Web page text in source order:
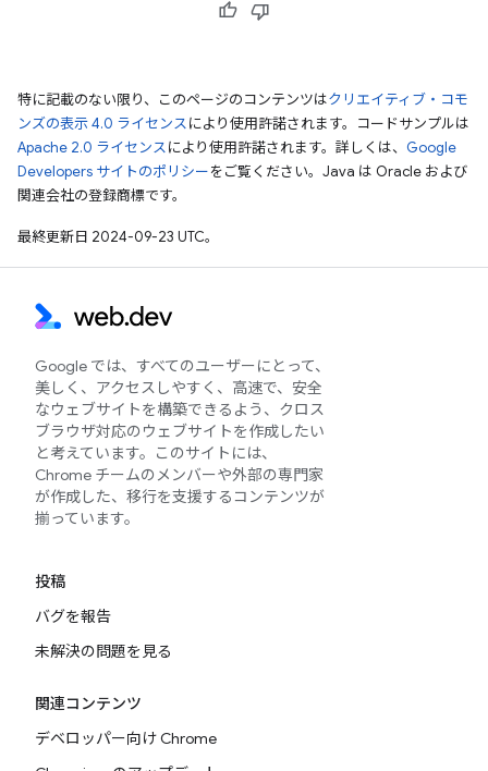
特に記載のない限り、このページのコンテンツはクリエイティブ・コモ
ンズの表示 4.0 ライセンスにより使用許諾されます。コードサンプルは
Apache 2.0 ライセンスにより使用許諾されます。詳しくは、 Google
Developers サイトのポリシーをご覧ください。Java は Oracle および
関連会社の登録商標です。
最終更新日 2024-09-23 UTC。
Google では、すべてのユーザーにとって、
美しく、アクセスしやすく、高速で、安全
なウェブサイトを構築できるよう、クロス
ブラウザ対応のウェブサイトを作成したい
と考えています。このサイトには、
Chrome チームのメンバーや外部の専門家
が作成した、移行を支援するコンテンツが
揃っています。
投稿
バグを報告
未解決の問題を見る
関連コンテンツ
デベロッパー向け Chrome